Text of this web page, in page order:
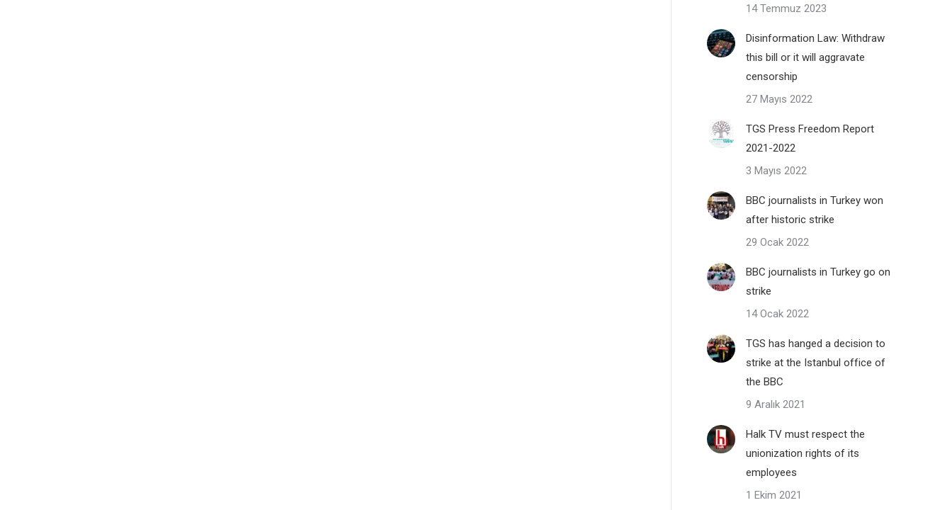
14 Temmuz 2023
Disinformation Law: Withdraw
this bill or it will aggravate
censorship
27 Mayıs 2022
TGS Press Freedom Report
2021-2022
3 Mayıs 2022
BBC journalists in Turkey won
after historic strike
29 Ocak 2022
BBC journalists in Turkey go on
strike
14 Ocak 2022
TGS has hanged a decision to
strike at the Istanbul office of
the BBC
9 Aralık 2021
Halk TV must respect the
unionization rights of its
employees
1 Ekim 2021